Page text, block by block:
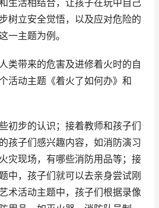
生活相结合，让孩子在玩中自己
树立安全觉悟，以及应对危险的
一主题为例。
类带来的危害及进修着火时的自
活动主题《着火了如何办》和
初步的认识；接着教师和孩子们
孩子们感兴趣内容，如消防演习
灾现场，有哪些消防用品等；接
中，孩子们就可以去亲身尝试刚
术活动主题中，孩子们根据录像